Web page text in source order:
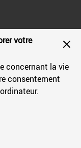
votre
concernant la vie
consentement